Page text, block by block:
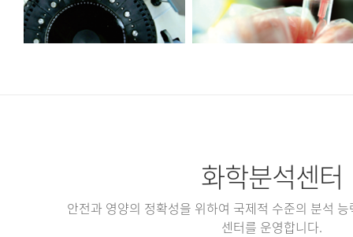
화학분석센터
안전과 영양의 정확성을 위하여 국제적 수준의 분석
센터를 운영합니다.